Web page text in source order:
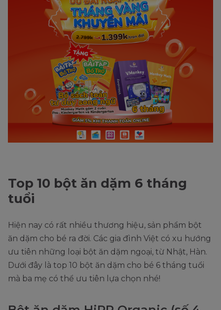
Top 10 bột ăn dặm 6 tháng
tuổi
Hiện nay có rất nhiều thương hiệu, sản phẩm bột
ăn dặm cho bé ra đời. Các gia đình Việt có xu hướng
ưu tiên những loại bột ăn dặm ngoại, từ Nhật, Hàn.
Dưới đây là top 10 bột ăn dặm cho bé 6 tháng tuổi
mà ba mẹ có thể ưu tiên lựa chọn nhé!